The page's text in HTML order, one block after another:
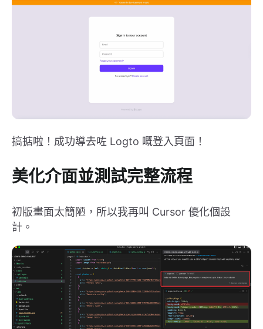
搞掂啦！成功導去咗 Logto 嘅登入頁面！
美化介面並測試完整流程
初版畫面太簡陋，所以我再叫 Cursor 優化個設
計。